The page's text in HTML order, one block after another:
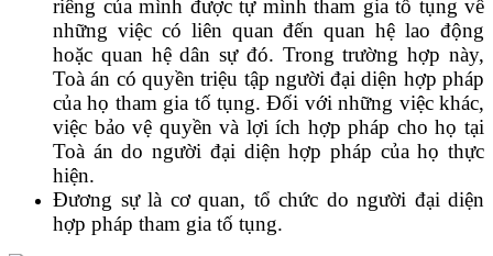
riêng của mình được tự mình tham gia tố tụng về
những việc có liên quan đến quan hệ lao động
hoặc quan hệ dân sự đó. Trong trường hợp này,
Toà án có quyền triệu tập người đại diện hợp pháp
của họ tham gia tố tụng. Đối với những việc khác,
việc bảo vệ quyền và lợi ích hợp pháp cho họ tại
Toà án do người đại diện hợp pháp của họ thực
hiện.
Đương sự là cơ quan, tổ chức do người đại diện
hợp pháp tham gia tố tụng.